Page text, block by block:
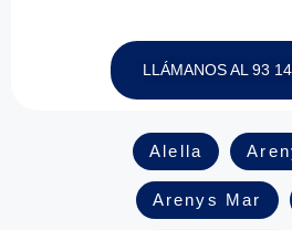
LLÁMANOS AL 93
Alella
Arenys Mar